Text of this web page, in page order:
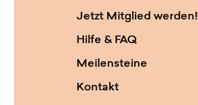
Jetzt Mitglied werden!
Hilfe & FAQ
Meilensteine
Kontakt